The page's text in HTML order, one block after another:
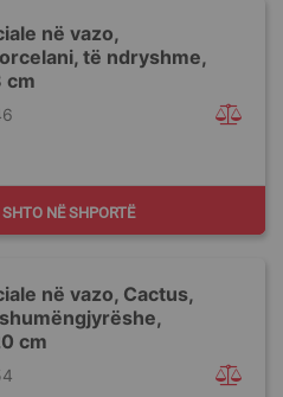
në vazo,
të ndryshme,
cm
SHTO NË SHPORTË
në vazo, Cactus,
cm